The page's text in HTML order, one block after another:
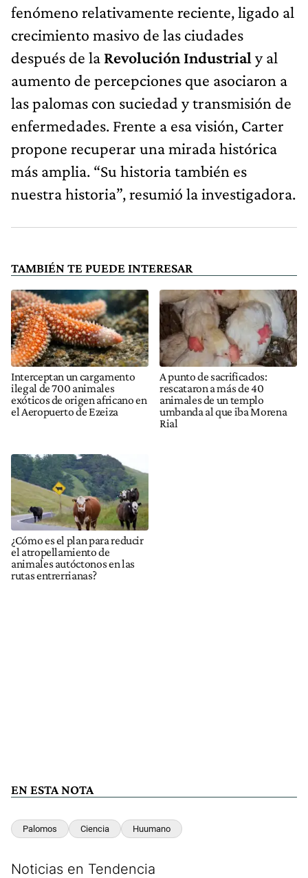
fenómeno relativamente reciente, ligado al
crecimiento masivo de las ciudades
después de la Revolución Industrial y al
aumento de percepciones que asociaron a
las palomas con suciedad y transmisión de
enfermedades. Frente a esa visión, Carter
propone recuperar una mirada histórica
más amplia. “Su historia también es
nuestra historia”, resumió la investigadora.
TAMBIÉN TE PUEDE INTERESAR
Interceptan un cargamento
ilegal de 700 animales
exóticos de origen africano en
el Aeropuerto de Ezeiza
A punto de sacrificados:
rescataron a más de 40
animales de un templo
umbanda al que iba Morena
Rial
¿Cómo es el plan para reducir
el atropellamiento de
animales autóctonos en las
rutas entrerrianas?
EN ESTA NOTA
Palomos Ciencia Huumano
Noticias en Tendencia